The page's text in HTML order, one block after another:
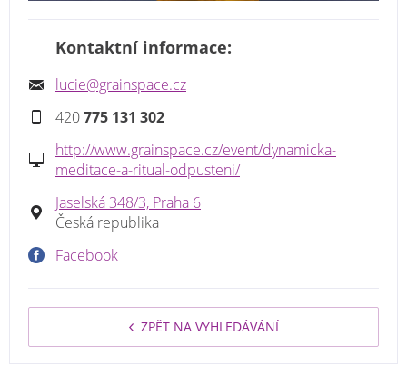
Kontaktní informace:
lucie@grainspace.cz
420775 131 302
http://www.grainspace.cz/event/dynamicka-
meditace-a-ritual-odpusteni/
Jaselská 348/3, Praha 6
Česká republika
Facebook
ZPĚT NA VYHLEDÁVÁNÍ